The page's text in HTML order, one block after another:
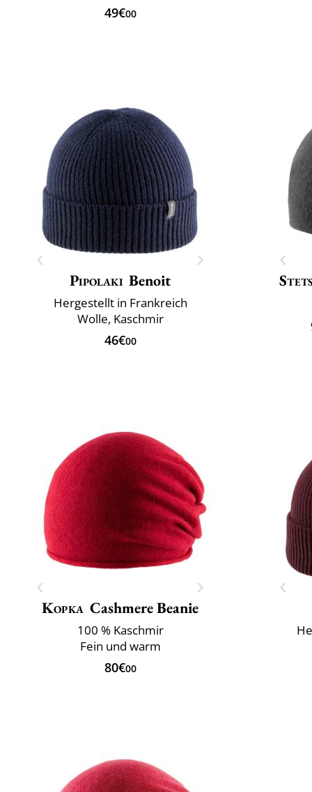
49€00
Pipolaki Benoit
Hergestellt in Frankreich
Wolle, Kaschmir
46€00
Kopka Cashmere Beanie
100 % Kaschmir
Fein und warm
80€00